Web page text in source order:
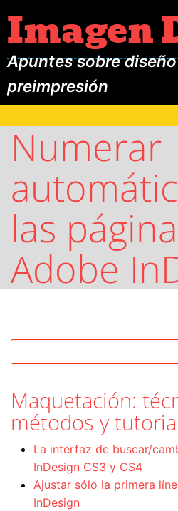
Imagen
Apuntes sobre
preimpresión
Numerar
las
Adobe
Maquetación:
métodos y
La interfaz de buscar/
InDesign CS3 y CS4
Ajustar sólo la primera
InDesign